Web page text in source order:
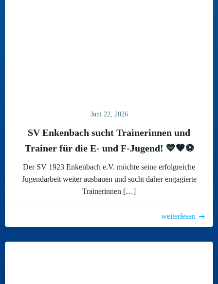
Juni 22, 2026
SV Enkenbach sucht Trainerinnen und
Trainer für die E- und F-Jugend! 💙🖤⚽
Der SV 1923 Enkenbach e.V. möchte seine erfolgreiche
Jugendarbeit weiter ausbauen und sucht daher engagierte
Trainerinnen […]
weiterlesen